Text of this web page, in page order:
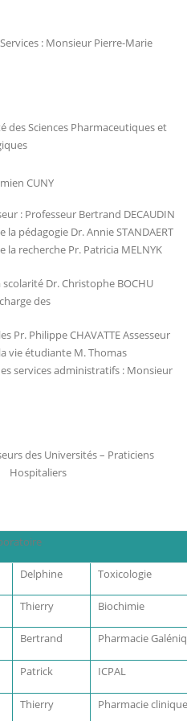
: Monsieur Pierre-Marie
des Sciences Pharmaceutiques et
CUNY
: Professeur Bertrand DECAUDIN
la pédagogie Dr. Annie STANDAERT
la recherche Pr. Patricia MELNYK
scolarité Dr. Christophe BOCHU
des
Pr. Philippe CHAVATTE Assesseur
vie étudiante M. Thomas
services administratifs : Monsieur
des Universités – Praticiens
Hospitaliers
Delphine Toxicologie
Thierry Biochimie
Bertrand Pharmacie
Patrick ICPAL
Thierry Pharmacie clinique